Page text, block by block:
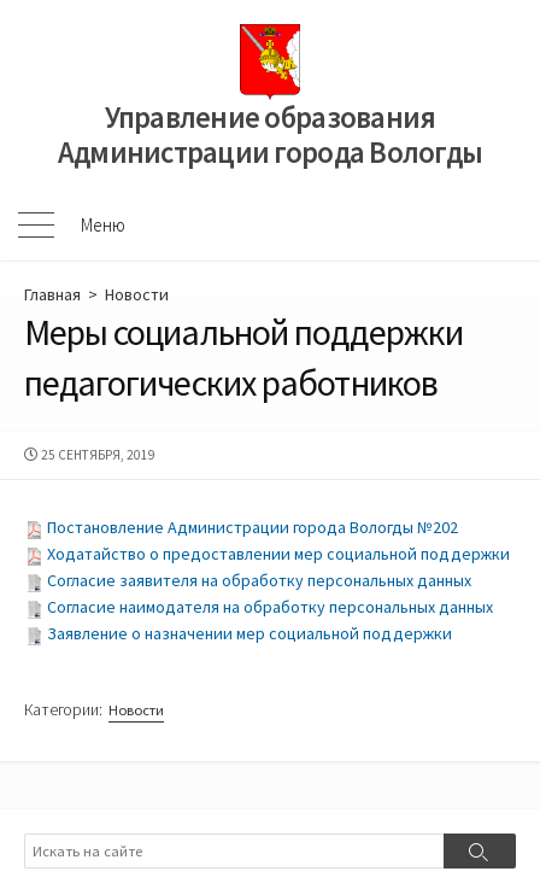
Управление образования
Администрации города Вологды
Меню
Меню
Главная > Новости
Меры социальной поддержки
педагогических работников
ДАТА
25 СЕНТЯБРЯ, 2019
Постановление Администрации города Вологды №202
Ходатайство о предоставлении мер социальной поддержки
Согласие заявителя на обработку персональных данных
Согласие наимодателя на обработку персональных данных
Заявление о назначении мер социальной поддержки
Категории: Новости
Поиск
Поиск